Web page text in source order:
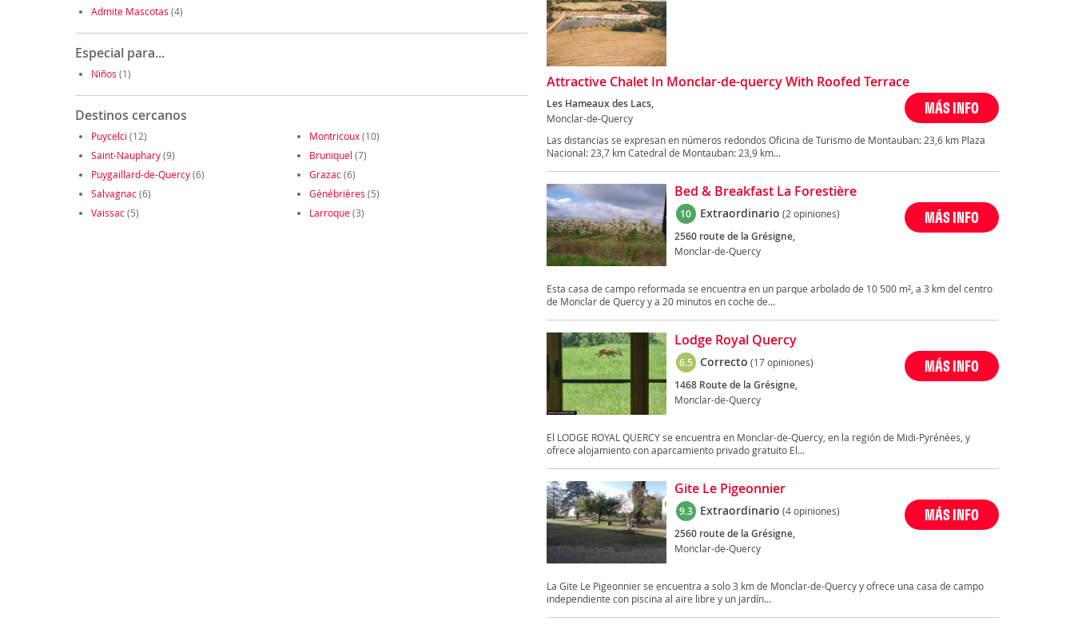
Admite Mascotas (4)
Especial para...
Niños (1)
Destinos cercanos
Puycelci (12) Montricoux(10)
Saint-Nauphary(9) Bruniquel (7)
Puygaillard-de-Quercy(6) Grazac(6)
Salvagnac(6) Génébrières (5)
Vaissac(5) Larroque(3)
Attractive Chalet In Monclar-de-quercy With Roofed Terrace
Les Hameaux des Lacs,
Monclar-de-Quercy
MÁS INFO
Las distancias se expresan en números redondos Oficina de Turismo de Montauban: 23,6 km Plaza
Nacional: 23,7 km Catedral de Montauban: 23,9 km...
Bed & Breakfast La Forestière
10 Extraordinario (2 opiniones)
2560 route de la Grésigne,
Monclar-de-Quercy
MÁS INFO
Esta casa de campo reformada se encuentra en un parque arbolado de 10 500 m², a 3 km del centro
de Monclar de Quercy y a 20 minutos en coche de...
Lodge Royal Quercy
6.5 Correcto (17 opiniones)
1468 Route de la Grésigne,
Monclar-de-Quercy
MÁS INFO
El LODGE ROYAL QUERCY se encuentra en Monclar-de-Quercy, en la región de Midi-Pyrénées, y
ofrece alojamiento con aparcamiento privado gratuito El...
Gite Le Pigeonnier
9.3 Extraordinario (4 opiniones)
2560 route de la Grésigne,
Monclar-de-Quercy
MÁS INFO
La Gite Le Pigeonnier se encuentra a solo 3 km de Monclar-de-Quercy y ofrece una casa de campo
independiente con piscina al aire libre y un jardín...